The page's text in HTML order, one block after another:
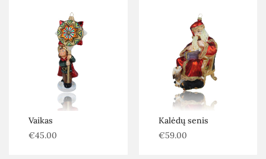
Vaikas
€45.00
Kalėdų senis
€59.00